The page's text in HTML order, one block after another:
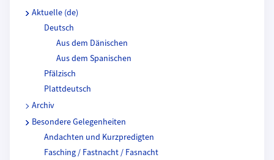
Aktuelle (de)
Deutsch
Aus dem Dänischen
Aus dem Spanischen
Pfälzisch
Plattdeutsch
Archiv
Besondere Gelegenheiten
Andachten und Kurzpredigten
Fasching / Fastnacht / Fasnacht